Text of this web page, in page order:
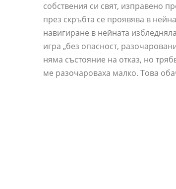
собствения си свят, изправено
през скръбта се проявява в
навигиране в нейната
игра „без опасност,
няма състояние на отказ, но
ме разочароваха малко. Това